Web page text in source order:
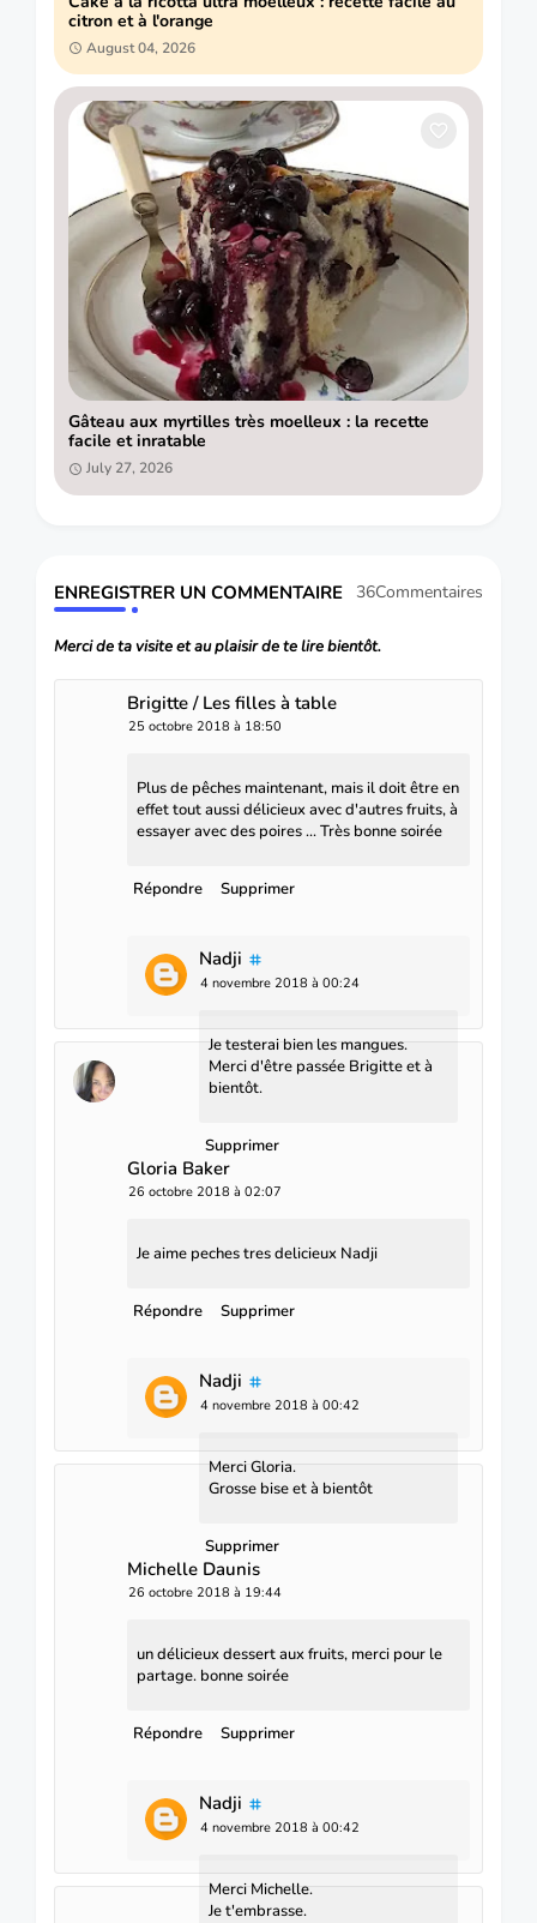
citron et à l'orange
August 04, 2026
Gâteau aux myrtilles très moelleux : la recette
facile et inratable
July 27, 2026
ENREGISTRER UN COMMENTAIRE 36Commentaires
Merci de ta visite et au plaisir de te lire bientôt.
Brigitte / Les filles à table
25 octobre 2018 à 18:50
Plus de pêches maintenant, mais il doit être en
effet tout aussi délicieux avec d'autres fruits, à
essayer avec des poires ... Très bonne soirée
Répondre Supprimer
Nadji
4 novembre 2018 à 00:24
Je testerai bien les mangues.
Merci d'être passée Brigitte et à
bientôt.
Supprimer
Gloria Baker
26 octobre 2018 à 02:07
Je aime peches tres delicieux Nadji
Répondre Supprimer
Nadji
4 novembre 2018 à 00:42
Merci Gloria.
Grosse bise et à bientôt
Supprimer
Michelle Daunis
26 octobre 2018 à 19:44
un délicieux dessert aux fruits, merci pour le
partage. bonne soirée
Répondre Supprimer
Nadji
4 novembre 2018 à 00:42
Merci Michelle.
Je t'embrasse.